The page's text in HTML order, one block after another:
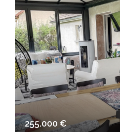
255.000 €